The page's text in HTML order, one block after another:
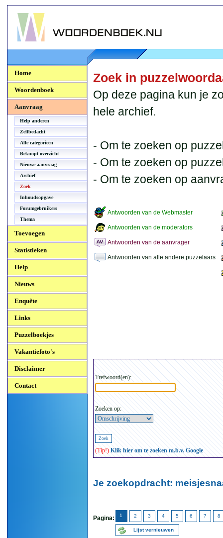
Woordenboek.NU
Home
Woordenboek
Aanvraag
Help anderen
Zelfbedacht
Alle categorieën
Beknopt overzicht
Nieuwe aanvraag
Archief
Zoek
Inhoudsopgave
Forumgebruikers
Thema
Toevoegen
Statistieken
Help
Nieuws
Enquête
Links
Puzzelboekjes
Vakantiefoto's
Disclaimer
Contact
Zoek in
Op deze pagina kun je
hele archief.
- Om te zoeken op
- Om te zoeken op
- Om te zoeken op
Antwoorden van de Webmaster
Antwoorden van de moderators
Antwoorden van de aanvrager
Antwoorden van alle andere puzzelaars
Trefwoord(en):
Zoeken op:
(Tip!) Klik hier om te zoeken m.b.v. Google
Je zoekopdracht:
Pagina: 1 2 3 4 5 6 7 8
Lijst vernieuwen